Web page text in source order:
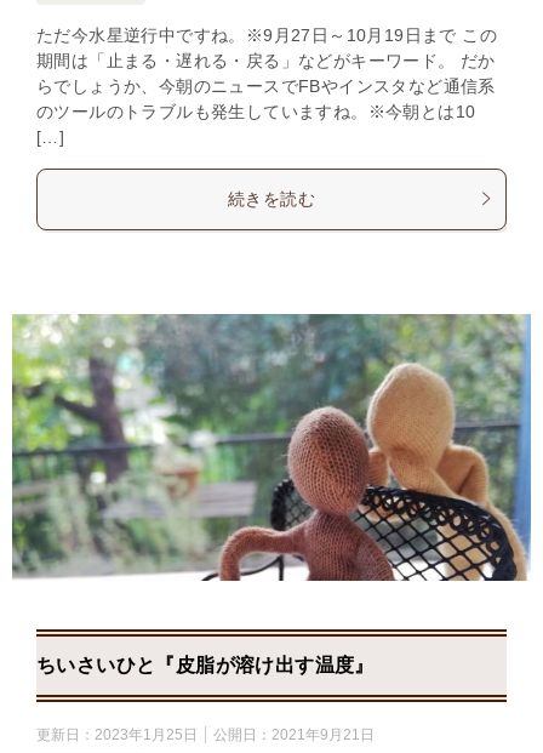
ただ今水星逆行中ですね。※9月27日～10月19日まで この
期間は「止まる・遅れる・戻る」などがキーワード。 だか
らでしょうか、今朝のニュースでFBやインスタなど通信系
のツールのトラブルも発生していますね。※今朝とは10
[…]
続きを読む
ちいさいひと『皮脂が溶け出す温度』
更新日： 2023年1月25日 公開日： 2021年9月21日